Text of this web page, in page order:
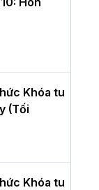
Khóa tu
(Tối
Khóa tu